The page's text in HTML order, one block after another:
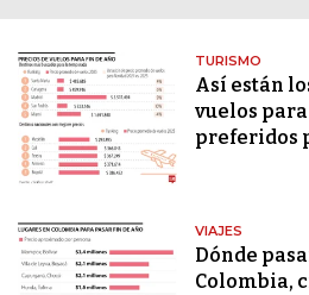
TURISMO
Así están
vuelos
preferidos
VIAJES
Dónde
Colombia,